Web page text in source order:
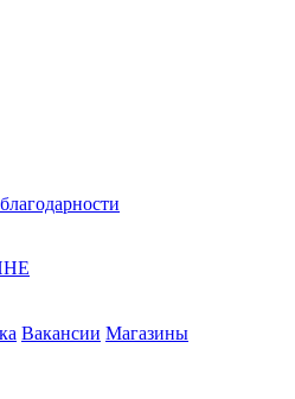
Вакансии Магазины